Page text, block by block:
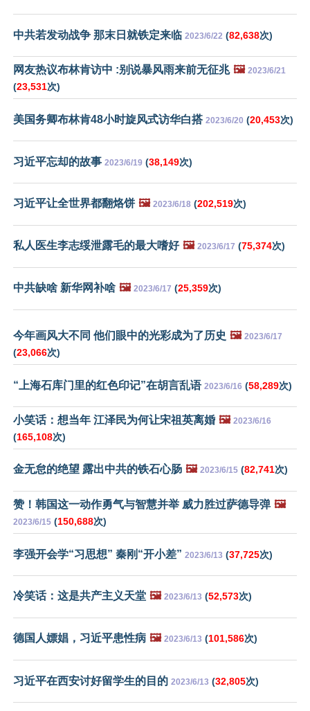
中共若发动战争 那末日就铁定来临 2023/6/22 (82,638次)
网友热议布林肯访中 :别说暴风雨来前无征兆 🖼️ 2023/6/21
(23,531次)
美国务卿布林肯48小时旋风式访华白搭 2023/6/20 (20,453次)
习近平忘却的故事 2023/6/19 (38,149次)
习近平让全世界都翻烙饼 🖼️ 2023/6/18 (202,519次)
私人医生李志绥泄露毛的最大嗜好 🖼️ 2023/6/17 (75,374次)
中共缺啥 新华网补啥 🖼️ 2023/6/17 (25,359次)
今年画风大不同 他们眼中的光彩成为了历史 🖼️ 2023/6/17
(23,066次)
“上海石库门里的红色印记”在胡言乱语 2023/6/16 (58,289次)
小笑话：想当年 江泽民为何让宋祖英离婚 🖼️ 2023/6/16
(165,108次)
金无怠的绝望 露出中共的铁石心肠 🖼️ 2023/6/15 (82,741次)
赞！韩国这一动作勇气与智慧并举 威力胜过萨德导弹 🖼️
2023/6/15 (150,688次)
李强开会学“习思想” 秦刚“开小差” 2023/6/13 (37,725次)
冷笑话：这是共产主义天堂 🖼️ 2023/6/13 (52,573次)
德国人嫖娼，习近平患性病 🖼️ 2023/6/13 (101,586次)
习近平在西安讨好留学生的目的 2023/6/13 (32,805次)